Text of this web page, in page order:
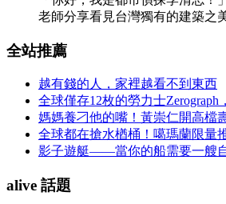
老師分享看見台灣獨有的建築之
全站推薦
越有錢的人，家裡越看不到東西
全球僅存12枚的勞力士Zerograph
媽媽養刁他的嘴！黃崇仁開高檔
全球都在搶水楢桶！噶瑪蘭限量
影子遊艇——當你的船需要一艘
alive 話題